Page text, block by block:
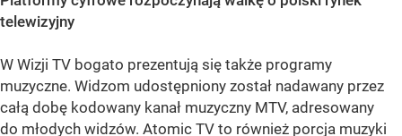
telewizyjny
W Wizji TV bogato prezentują się także programy
muzyczne. Widzom udostępniony został nadawany przez
całą dobę kodowany kanał muzyczny MTV, adresowany
do młodych widzów. Atomic TV to również porcja muzyki